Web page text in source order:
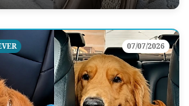
07/07/2026